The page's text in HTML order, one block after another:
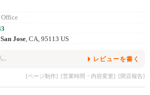
San Jose, CA, 95113 US
レビューを書く
[ページ制作] [営業時間・内容変更] [閉店報告]